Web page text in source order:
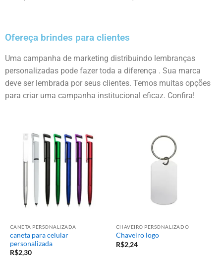
Ofereça brindes para clientes
Uma campanha de marketing distribuindo lembranças
personalizadas pode fazer toda a diferença . Sua marca
deve ser lembrada por seus clientes. Temos muitas opções
para criar uma campanha institucional eficaz. Confira!
CANETA PERSONALIZADA
caneta para celular
personalizada
R$2,30
CHAVEIRO PERSONALIZADO
Chaveiro logo
R$2,24